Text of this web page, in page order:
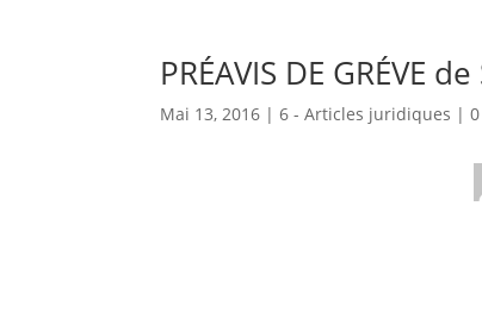
PRÉAVIS DE GRÉVE
Mai 13, 2016 |6 - Articles juridiques |